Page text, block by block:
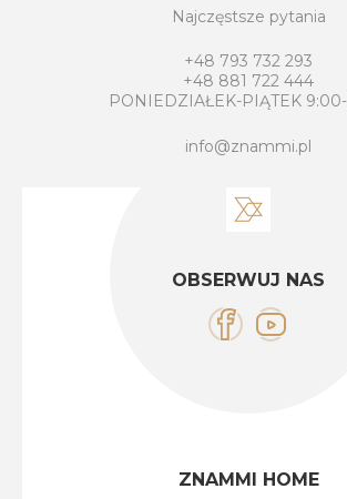
Najczęstsze pytania
+48 793 732 293
+48 881 722 444
PONIEDZIAŁEK-PIĄTEK
info@znammi.pl
OBSERWUJ NAS
ZNAMMI HOME